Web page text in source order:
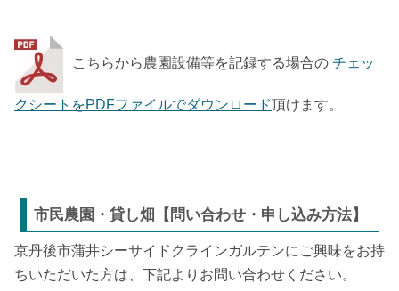
こちらから農園設備等を記録する場合の チェッ
クシートをPDFファイルでダウンロード頂けます。
市民農園・貸し畑【問い合わせ・申し込み方法】
京丹後市蒲井シーサイドクラインガルテンにご興味をお持
ちいただいた方は、下記よりお問い合わせください。